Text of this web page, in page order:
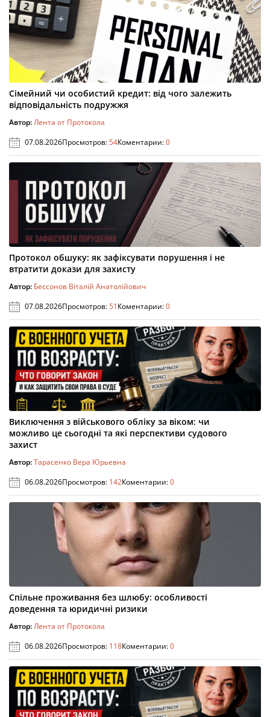
Сімейний чи особистий кредит: від чого залежить
відповідальність подружжя
Автор:Лента от Протокола
07.08.2026Просмотров:54Коментарии:0
Протокол обшуку: як зафіксувати порушення і не
втратити докази для захисту
Автор: Бессонов Віталій Анатолійович
07.08.2026Просмотров:51Коментарии:0
Виключення з військового обліку за віком: чи
можливо це сьогодні та які перспективи судового
захист
Автор:Тарасенко Вера Юрьевна
06.08.2026Просмотров: 142Коментарии:0
Спільне проживання без шлюбу: особливості
доведення та юридичні ризики
Автор:Лента от Протокола
06.08.2026Просмотров: 118Коментарии:0